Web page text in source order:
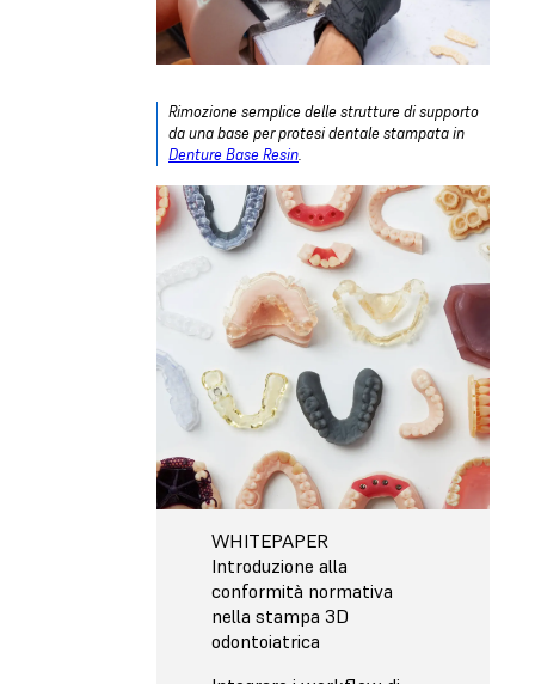
Rimozione semplice delle strutture di supporto
da una base per protesi dentale stampata in
Denture Base Resin.
WHITEPAPER
Introduzione alla
conformità normativa
nella stampa 3D
odontoiatrica